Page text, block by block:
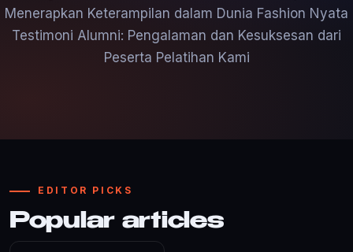
Menerapkan Keterampilan dalam Dunia Fashion Nyata
Testimoni Alumni: Pengalaman dan Kesuksesan dari
Peserta Pelatihan Kami
EDITOR PICKS
Popular articles